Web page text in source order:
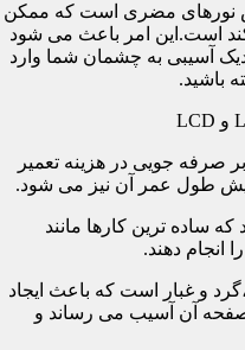
نورهای مضری است که ممکن
است.این امر باعث می شود
آسیبی به چشمان شما وارد
باشید.
صرفه جویی در هزینه تعمیر
طول عمر آن نیز می شود.
ساده ترین کارها مانند
انجام دهند.
و غبار است که باعث ایجاد
صفحه آن آسیب می رساند و